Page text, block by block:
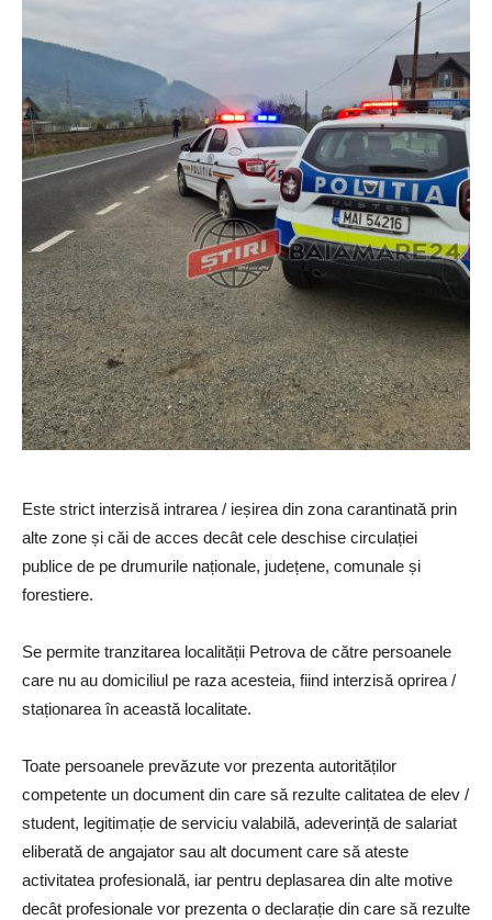
Este strict interzisă intrarea / ieșirea din zona carantinată prin
alte zone și căi de acces decât cele deschise circulației
publice de pe drumurile naționale, județene, comunale și
forestiere.
Se permite tranzitarea localității Petrova de către persoanele
care nu au domiciliul pe raza acesteia, fiind interzisă oprirea /
staționarea în această localitate.
Toate persoanele prevăzute vor prezenta autorităților
competente un document din care să rezulte calitatea de elev /
student, legitimație de serviciu valabilă, adeverință de salariat
eliberată de angajator sau alt document care să ateste
activitatea profesională, iar pentru deplasarea din alte motive
decât profesionale vor prezenta o declarație din care să rezulte